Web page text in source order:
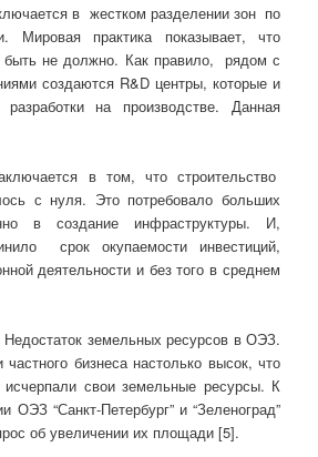
в жестком разделении зон по
Мировая практика показывает, что
быть не должно. Как правило, рядом с
создаются R&D центры, которые и
на производстве. Данная
в том, что строительство
с нуля. Это потребовало больших
в создание инфраструктуры. И,
срок окупаемости инвестиций,
деятельности и без того в среднем
земельных ресурсов в ОЭЗ.
бизнеса настолько высок, что
свои земельные ресурсы. К
ОЭЗ “Санкт-Петербург” и “Зеленоград”
об увеличении их площади [5].